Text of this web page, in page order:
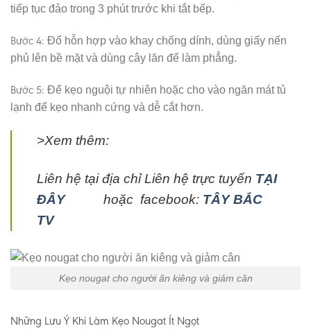
tiếp tục đảo trong 3 phút trước khi tắt bếp.
Bước 4: Đổ hỗn hợp vào khay chống dính, dùng giấy nến
phủ lên bề mặt và dùng cây lăn để làm phẳng.
Bước 5: Để kẹo nguội tự nhiên hoặc cho vào ngăn mát tủ
lạnh để kẹo nhanh cứng và dễ cắt hơn.
>Xem thêm:
Liên hệ tại địa chỉ Liên hệ trực tuyến TẠI
ĐÂY
hoặc facebook: TÂY BẮC
TV
Kẹo nougat cho người ăn kiêng và giảm cân
Những Lưu Ý Khi Làm Kẹo Nougat Ít Ngọt